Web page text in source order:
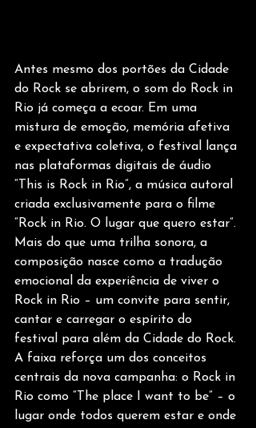
Antes mesmo dos portões da Cidade
do Rock se abrirem, o som do Rock in
Rio já começa a ecoar. Em uma
mistura de emoção, memória afetiva
e expectativa coletiva, o festival lança
nas plataformas digitais de áudio
“This is Rock in Rio”, a música autoral
criada exclusivamente para o filme
“Rock in Rio. O lugar que quero estar”.
Mais do que uma trilha sonora, a
composição nasce como a tradução
emocional da experiência de viver o
Rock in Rio – um convite para sentir,
cantar e carregar o espírito do
festival para além da Cidade do Rock.
A faixa reforça um dos conceitos
centrais da nova campanha: o Rock in
Rio como “The place I want to be” – o
lugar onde todos querem estar e onde